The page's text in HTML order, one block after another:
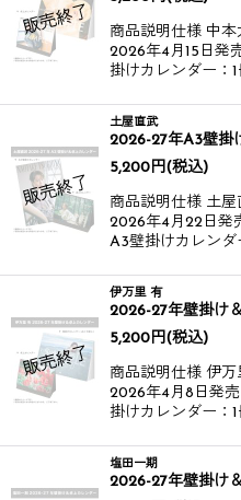
商品説明仕様 中
2026年4月15日発
掛けカレンダー：
土屋直武
2026-27年A3壁掛
5,200 円(税込)
商品説明仕様 土
2026年4月22日発
A3壁掛けカレン
伊万里 有
2026-27年壁掛け
5,200 円(税込)
商品説明仕様 伊
2026年4月8日発
掛けカレンダー：
塩田一期
2026-27年壁掛け